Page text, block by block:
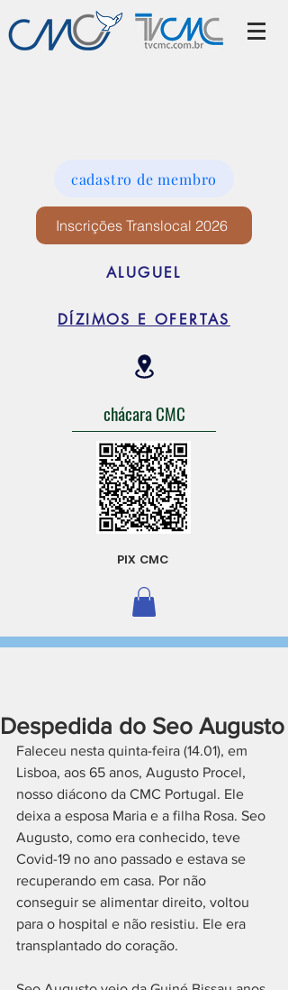
cadastro de membro
Inscrições Translocal 2026
ALUGUEL
DÍZIMOS E OFERTAS
chácara CMC
PIX CMC
Despedida do Seo Augusto
Faleceu nesta quinta-feira (14.01), em
Lisboa, aos 65 anos, Augusto Procel,
nosso diácono da CMC Portugal. Ele
deixa a esposa Maria e a filha Rosa. Seo
Augusto, como era conhecido, teve
Covid-19 no ano passado e estava se
recuperando em casa. Por não
conseguir se alimentar direito, voltou
para o hospital e não resistiu. Ele era
transplantado do coração.